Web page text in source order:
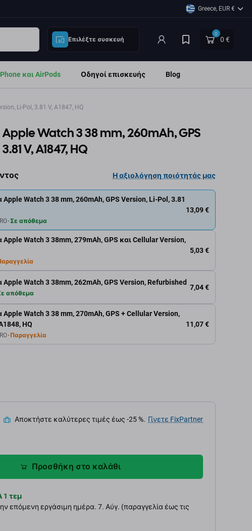
Greece, EUR €
Επιλέξτε συσκευή
0
0 €
και AirPods Οδηγοί επισκευής Blog
Li-Pol, 3.81 V, A1847, HQ
Watch 3 38 mm, 260mAh, GPS
V, A1847, HQ
Η αξιολόγηση ποιότητάς μας
Watch 3 38mm, 279mAh, GPS και Cellular Version,
5,03 €
Watch 3 38mm, 262mAh, GPS Version, Refurbished
απόθεμα
7,04 €
Watch 3 38 mm, 260mAh, GPS Version, Li-Pol, 3.81
Σε απόθεμα
13,09 €
Watch 3 38 mm, 270mAh, GPS + Cellular Version,
HQ
Παραγγελία
11,07 €
Αποκτήστε καλύτερες τιμές έως -25 %. Γίνετε FixPartner
Προσθήκη στο καλάθι
τεμ
επόμενη εργάσιμη ημέρα. 7. Αύγ. (παραγγελία έως τις